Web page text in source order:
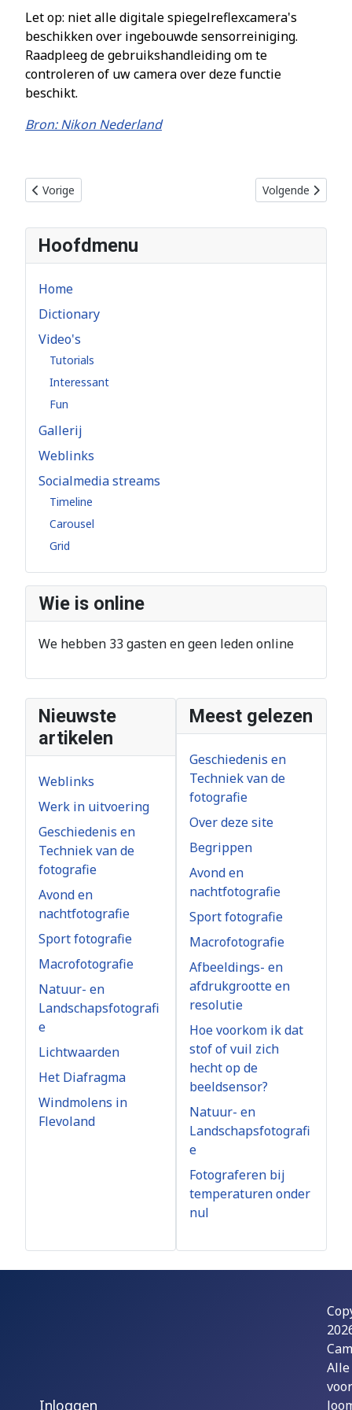
Let op: niet alle digitale spiegelreflexcamera's
beschikken over ingebouwde sensorreiniging.
Raadpleeg de gebruikshandleiding om te
controleren of uw camera over deze functie
beschikt.
Bron: Nikon Nederland
Vorig artikel: Wat is de virtuele horizon?
Vorige Volgende artikel:
Volgende
Hoofdmenu
Home
Dictionary
Video's
Tutorials
Interessant
Fun
Gallerij
Weblinks
Socialmedia streams
Timeline
Carousel
Grid
Wie is online
We hebben 33 gasten en geen leden online
Nieuwste
artikelen
Weblinks
Werk in uitvoering
Geschiedenis en
Techniek van de
fotografie
Avond en
nachtfotografie
Sport fotografie
Macrofotografie
Natuur- en
Landschapsfotografi
e
Lichtwaarden
Het Diafragma
Windmolens in
Flevoland
Meest gelezen
Geschiedenis en
Techniek van de
fotografie
Over deze site
Begrippen
Avond en
nachtfotografie
Sport fotografie
Macrofotografie
Afbeeldings- en
afdrukgrootte en
resolutie
Hoe voorkom ik dat
stof of vuil zich
hecht op de
beeldsensor?
Natuur- en
Landschapsfotografi
e
Fotograferen bij
temperaturen onder
nul
Inloggen